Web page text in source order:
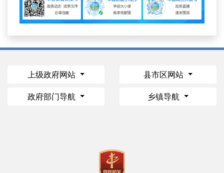
上级政府网站 县市区网站
政府部门导航 乡镇导航